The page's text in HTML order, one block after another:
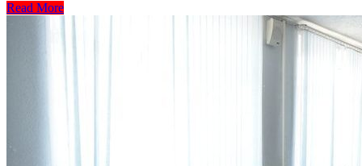
Read More